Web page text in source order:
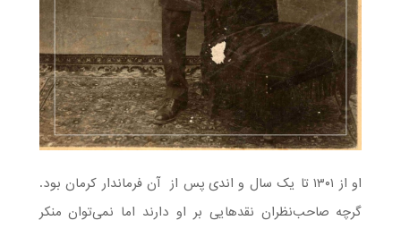
او از ۱۳۰۱ تا یک سال و اندی پس از آن فرماندار کرمان بود.
گرچه صاحب‌نظران نقدهایی بر او دارند اما نمی‌توان منکر